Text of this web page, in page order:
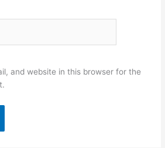
and website in this browser for the